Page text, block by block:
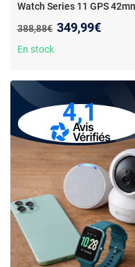
Watch Series 11 GPS
Ancien prix :
388,88€ Nouveau prix :
349,99€
En stock
4,1